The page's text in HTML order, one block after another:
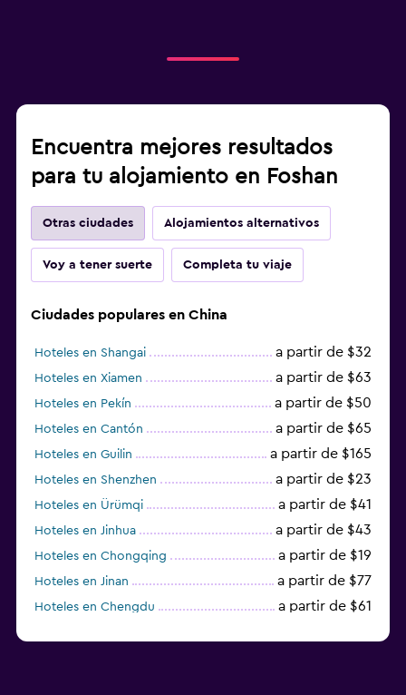
Encuentra mejores resultados
para tu alojamiento en Foshan
Otras ciudades Alojamientos alternativos
Voy a tener suerte Completa tu viaje
Ciudades populares en China
Hoteles en Shangai a partir de $32
Hoteles en Xiamen a partir de $63
Hoteles en Pekín a partir de $50
Hoteles en Cantón a partir de $65
Hoteles en Guilin a partir de $165
Hoteles en Shenzhen a partir de $23
Hoteles en Ürümqi a partir de $41
Hoteles en Jinhua a partir de $43
Hoteles en Chongqing a partir de $19
Hoteles en Jinan a partir de $77
Hoteles en Chengdu a partir de $61